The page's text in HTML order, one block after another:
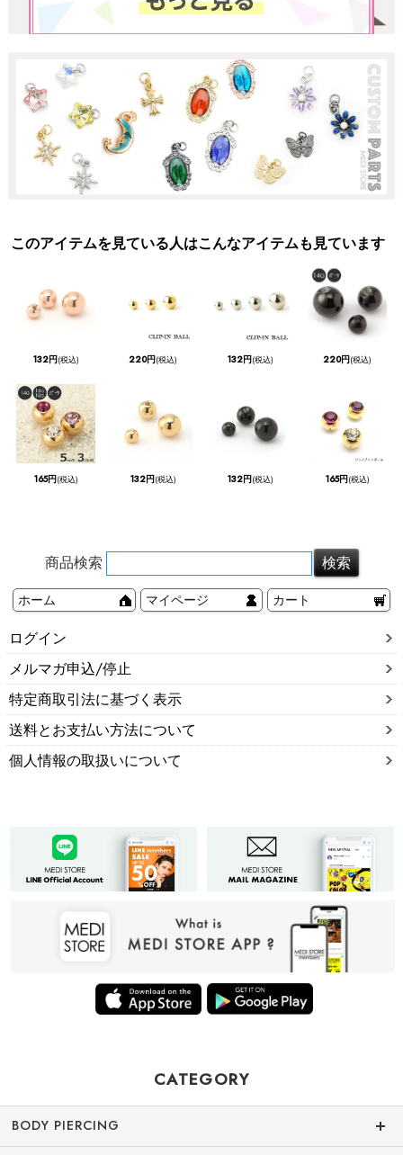
このアイテムを見ている人はこんなアイテムも見ています
132円(税込) 220円(税込) 132円(税込) 220円(税込)
165円(税込) 132円(税込) 132円(税込) 165円(税込)
商品検索
ホーム マイページ カート
ログイン
メルマガ申込/停止
特定商取引法に基づく表示
送料とお支払い方法について
個人情報の取扱いについて
CATEGORY
BODY PIERCING